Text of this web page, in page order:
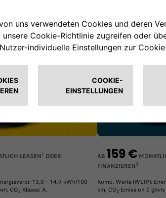
LEASEN1 ODER
13,0 – 14,9 kWh/100
CO2-Klasse: A.
Fiat 600
AB 159 €
FINANZIEREN3
Komb. Werte (WLTP):
km; CO2-Emission 0 g/